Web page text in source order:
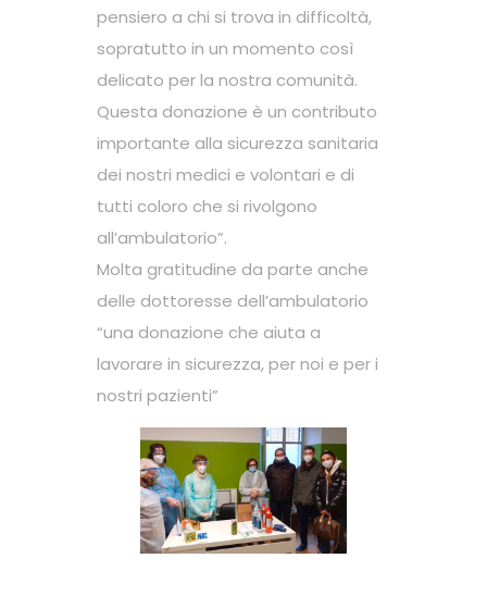
pensiero a chi si trova in difficoltà,
sopratutto in un momento così
delicato per la nostra comunità.
Questa donazione è un contributo
importante alla sicurezza sanitaria
dei nostri medici e volontari e di
tutti coloro che si rivolgono
all’ambulatorio”.
Molta gratitudine da parte anche
delle dottoresse dell’ambulatorio
“una donazione che aiuta a
lavorare in sicurezza, per noi e per i
nostri pazienti”